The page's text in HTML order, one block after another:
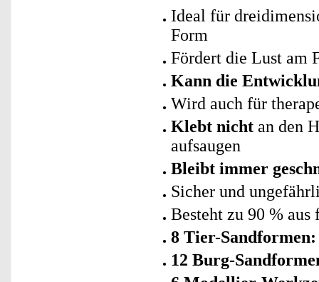
Ideal für
Form
Fördert die Lust am
Kann die
Wird auch für
Klebt nicht an den
aufsaugen
Bleibt immer
Sicher und
Besteht zu 90 % aus
8 Tier-Sandformen:
12 Burg-